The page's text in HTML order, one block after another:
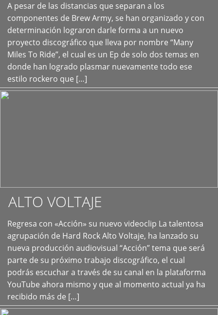
A pesar de las distancias que separan a los
componentes de Brew Army, se han organizado y con
determinación lograron darle forma a un nuevo
proyecto discográfico que lleva por nombre “Many
Miles To Ride”, el cual es un Ep de solo dos temas en
donde han logrado plasmar nuevamente todo ese
estilo rockero que […]
+
ALTO VOLTAJE
Regresa con «Acción» su nuevo videoclip La talentosa
agrupación de Hard Rock Alto Voltaje, ha lanzado su
nueva producción audiovisual “Acción” tema que será
parte de su próximo trabajo discográfico, el cual
podrás escuchar a través de su canal en la plataforma
YouTube ahora mismo y que al momento actual ya ha
recibido más de […]
+